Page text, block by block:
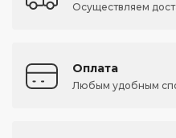
Осуществляем
Оплата
Любым удобным